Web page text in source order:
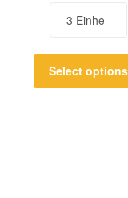
Select options